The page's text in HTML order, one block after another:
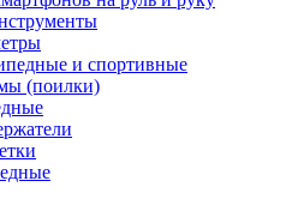
и спортивные
(поилки)